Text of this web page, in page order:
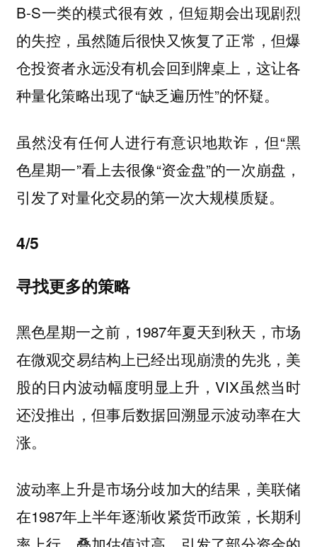
B-S一类的模式很有效，但短期会出现剧烈
的失控，虽然随后很快又恢复了正常，但爆
仓投资者永远没有机会回到牌桌上，这让各
种量化策略出现了“缺乏遍历性”的怀疑。
虽然没有任何人进行有意识地欺诈，但“黑
色星期一”看上去很像“资金盘”的一次崩盘，
引发了对量化交易的第一次大规模质疑。
4/5
寻找更多的策略
黑色星期一之前，1987年夏天到秋天，市场
在微观交易结构上已经出现崩溃的先兆，美
股的日内波动幅度明显上升，VIX虽然当时
还没推出，但事后数据回溯显示波动率在大
涨。
波动率上升是市场分歧加大的结果，美联储
在1987年上半年逐渐收紧货币政策，长期利